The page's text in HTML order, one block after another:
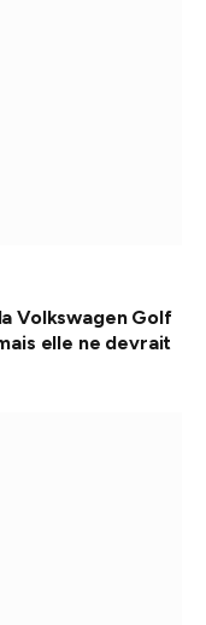
Volkswagen Golf
elle ne devrait